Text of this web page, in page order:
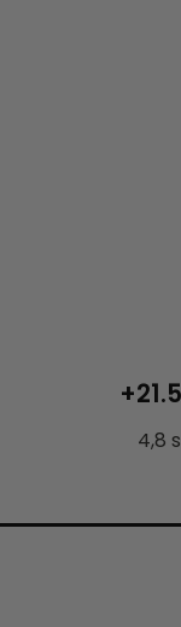
4,8